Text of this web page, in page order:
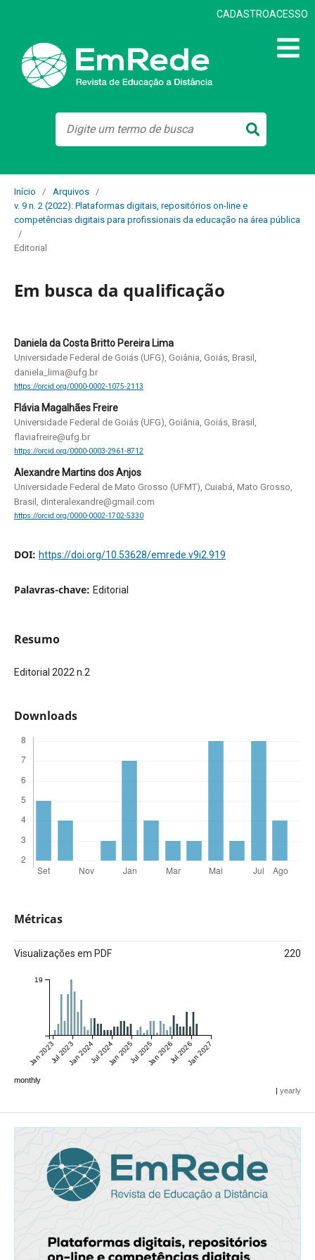
CADASTROACESSO
Início / Arquivos
/
v. 9 n. 2 (2022): Plataformas digitais, repositórios on-line e
competências digitais para profissionais da educação na área pública
/
Editorial
Em busca da qualificação
Daniela da Costa Britto Pereira Lima
Universidade Federal de Goiás (UFG), Goiânia, Goiás, Brasil,
daniela_lima@ufg.br
https://orcid.org/0000-0002-1075-2113
Flávia Magalhães Freire
Universidade Federal de Goiás (UFG), Goiânia, Goiás, Brasil,
flaviafreire@ufg.br
https://orcid.org/0000-0003-2961-8712
Alexandre Martins dos Anjos
Universidade Federal de Mato Grosso (UFMT), Cuiabá, Mato Grosso,
Brasil, dinteralexandre@gmail.com
https://orcid.org/0000-0002-1702-5330
DOI: https://doi.org/10.53628/emrede.v9i2.919
Palavras-chave: Editorial
Resumo
Editorial 2022 n.2
Downloads
Métricas
Visualizações em PDF 220
Jan 2023Jul 2023Jan 2024Jul 2024Jan 2025Jul 2025Jan 2026Jul 2026Jan 2027
19
monthly
|yearly